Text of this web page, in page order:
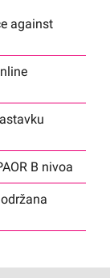
against
B nivoa